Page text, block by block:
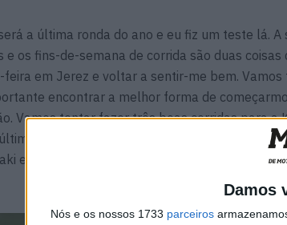
Damos
Nós e os nossos 1733 parceiros
a última ronda do ano e eu fiz um teste lá.
e os fins-de-semana de corrida são duas
feira em Jerez e voltar a sentir-me bem.
encontrar a melhor forma de
Vamos tentar fazer três boas corridas para a
ronda com esta Ninja ZX-10RR. Vou estar
e à minha equipa um bom resultado, para